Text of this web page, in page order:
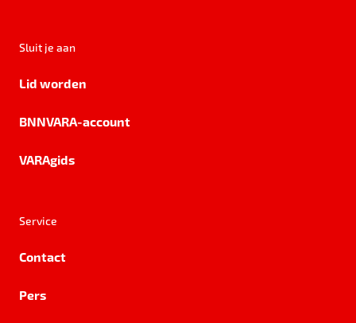
Sluit je aan
Lid worden
BNNVARA-account
VARAgids
Service
Contact
Pers